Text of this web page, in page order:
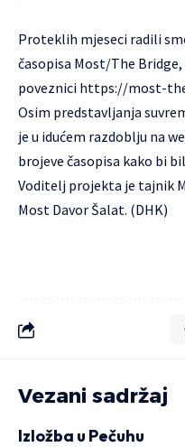
Proteklih mjeseci radili
časopisa Most/The
poveznici https://most-
Osim predstavljanja
je u idućem razdoblju na
brojeve časopisa kako bi
Voditelj projekta je tajnik
Most Davor Šalat. (DHK)
Vezani sadržaj
Izložba u Pečuhu